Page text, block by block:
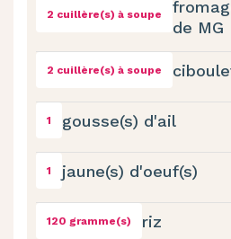
2 cuillère(s) à soupe
de MG
2 cuillère(s) à soupe
1 gousse(s) d'ail
1 jaune(s) d'oeuf(s)
120 gramme(s) riz